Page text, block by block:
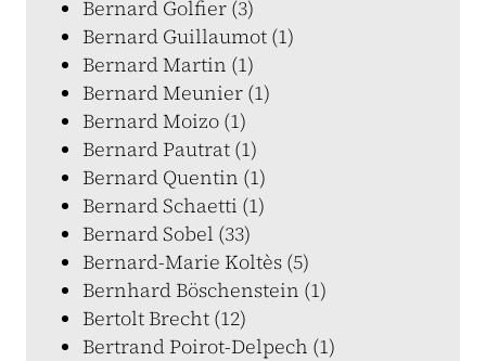
Bernard Golfier (3)
Bernard Guillaumot (1)
Bernard Martin (1)
Bernard Meunier (1)
Bernard Moizo (1)
Bernard Pautrat (1)
Bernard Quentin (1)
Bernard Schaetti (1)
Bernard Sobel (33)
Bernard-Marie Koltès (5)
Bernhard Böschenstein (1)
Bertolt Brecht (12)
Bertrand Poirot-Delpech (1)